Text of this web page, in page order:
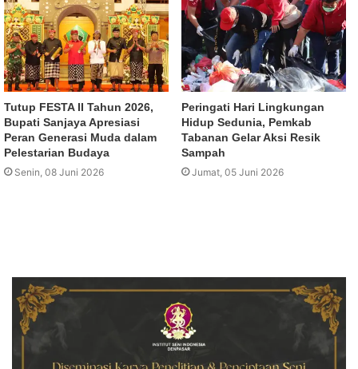
Tutup FESTA II Tahun 2026,
Bupati Sanjaya Apresiasi
Peran Generasi Muda dalam
Pelestarian Budaya
Senin, 08 Juni 2026
Peringati Hari Lingkungan
Hidup Sedunia, Pemkab
Tabanan Gelar Aksi Resik
Sampah
Jumat, 05 Juni 2026